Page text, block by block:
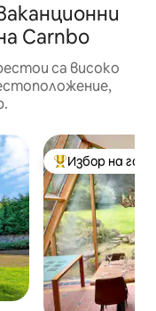
Carnbo
са високо
Най-популярен
Избор на